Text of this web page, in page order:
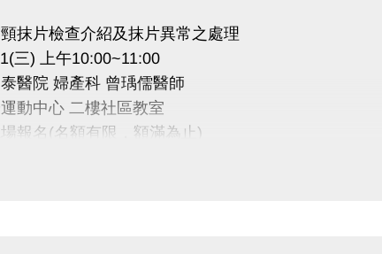
抹片檢查介紹及抹片異常之處理
三) 上午10:00~11:00
醫院 婦產科 曾瑀儒醫師
動中心 二樓社區教室
報名(名額有限，額滿為止)